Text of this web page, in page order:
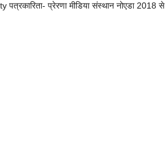
प्रेरणा मीडिया संस्थान नोएडा 2018 से